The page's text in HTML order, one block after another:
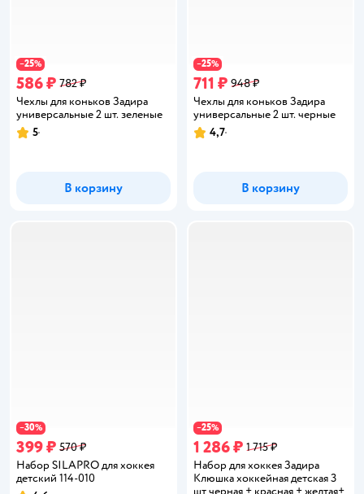
−25%
586 ₽ 782 ₽
Чехлы для коньков Задира
универсальные 2 шт. зеленые
Рейтинг:
5
В корзину
−25%
711 ₽ 948 ₽
Чехлы для коньков Задира
универсальные 2 шт. черные
Рейтинг:
4,7
В корзину
−30%
399 ₽ 570 ₽
Набор SILAPRO для хоккея
детский 114-010
−25%
1 286 ₽ 1 715 ₽
Набор для хоккея Задира
Клюшка хоккейная детская 3
шт черная + красная + желтая+